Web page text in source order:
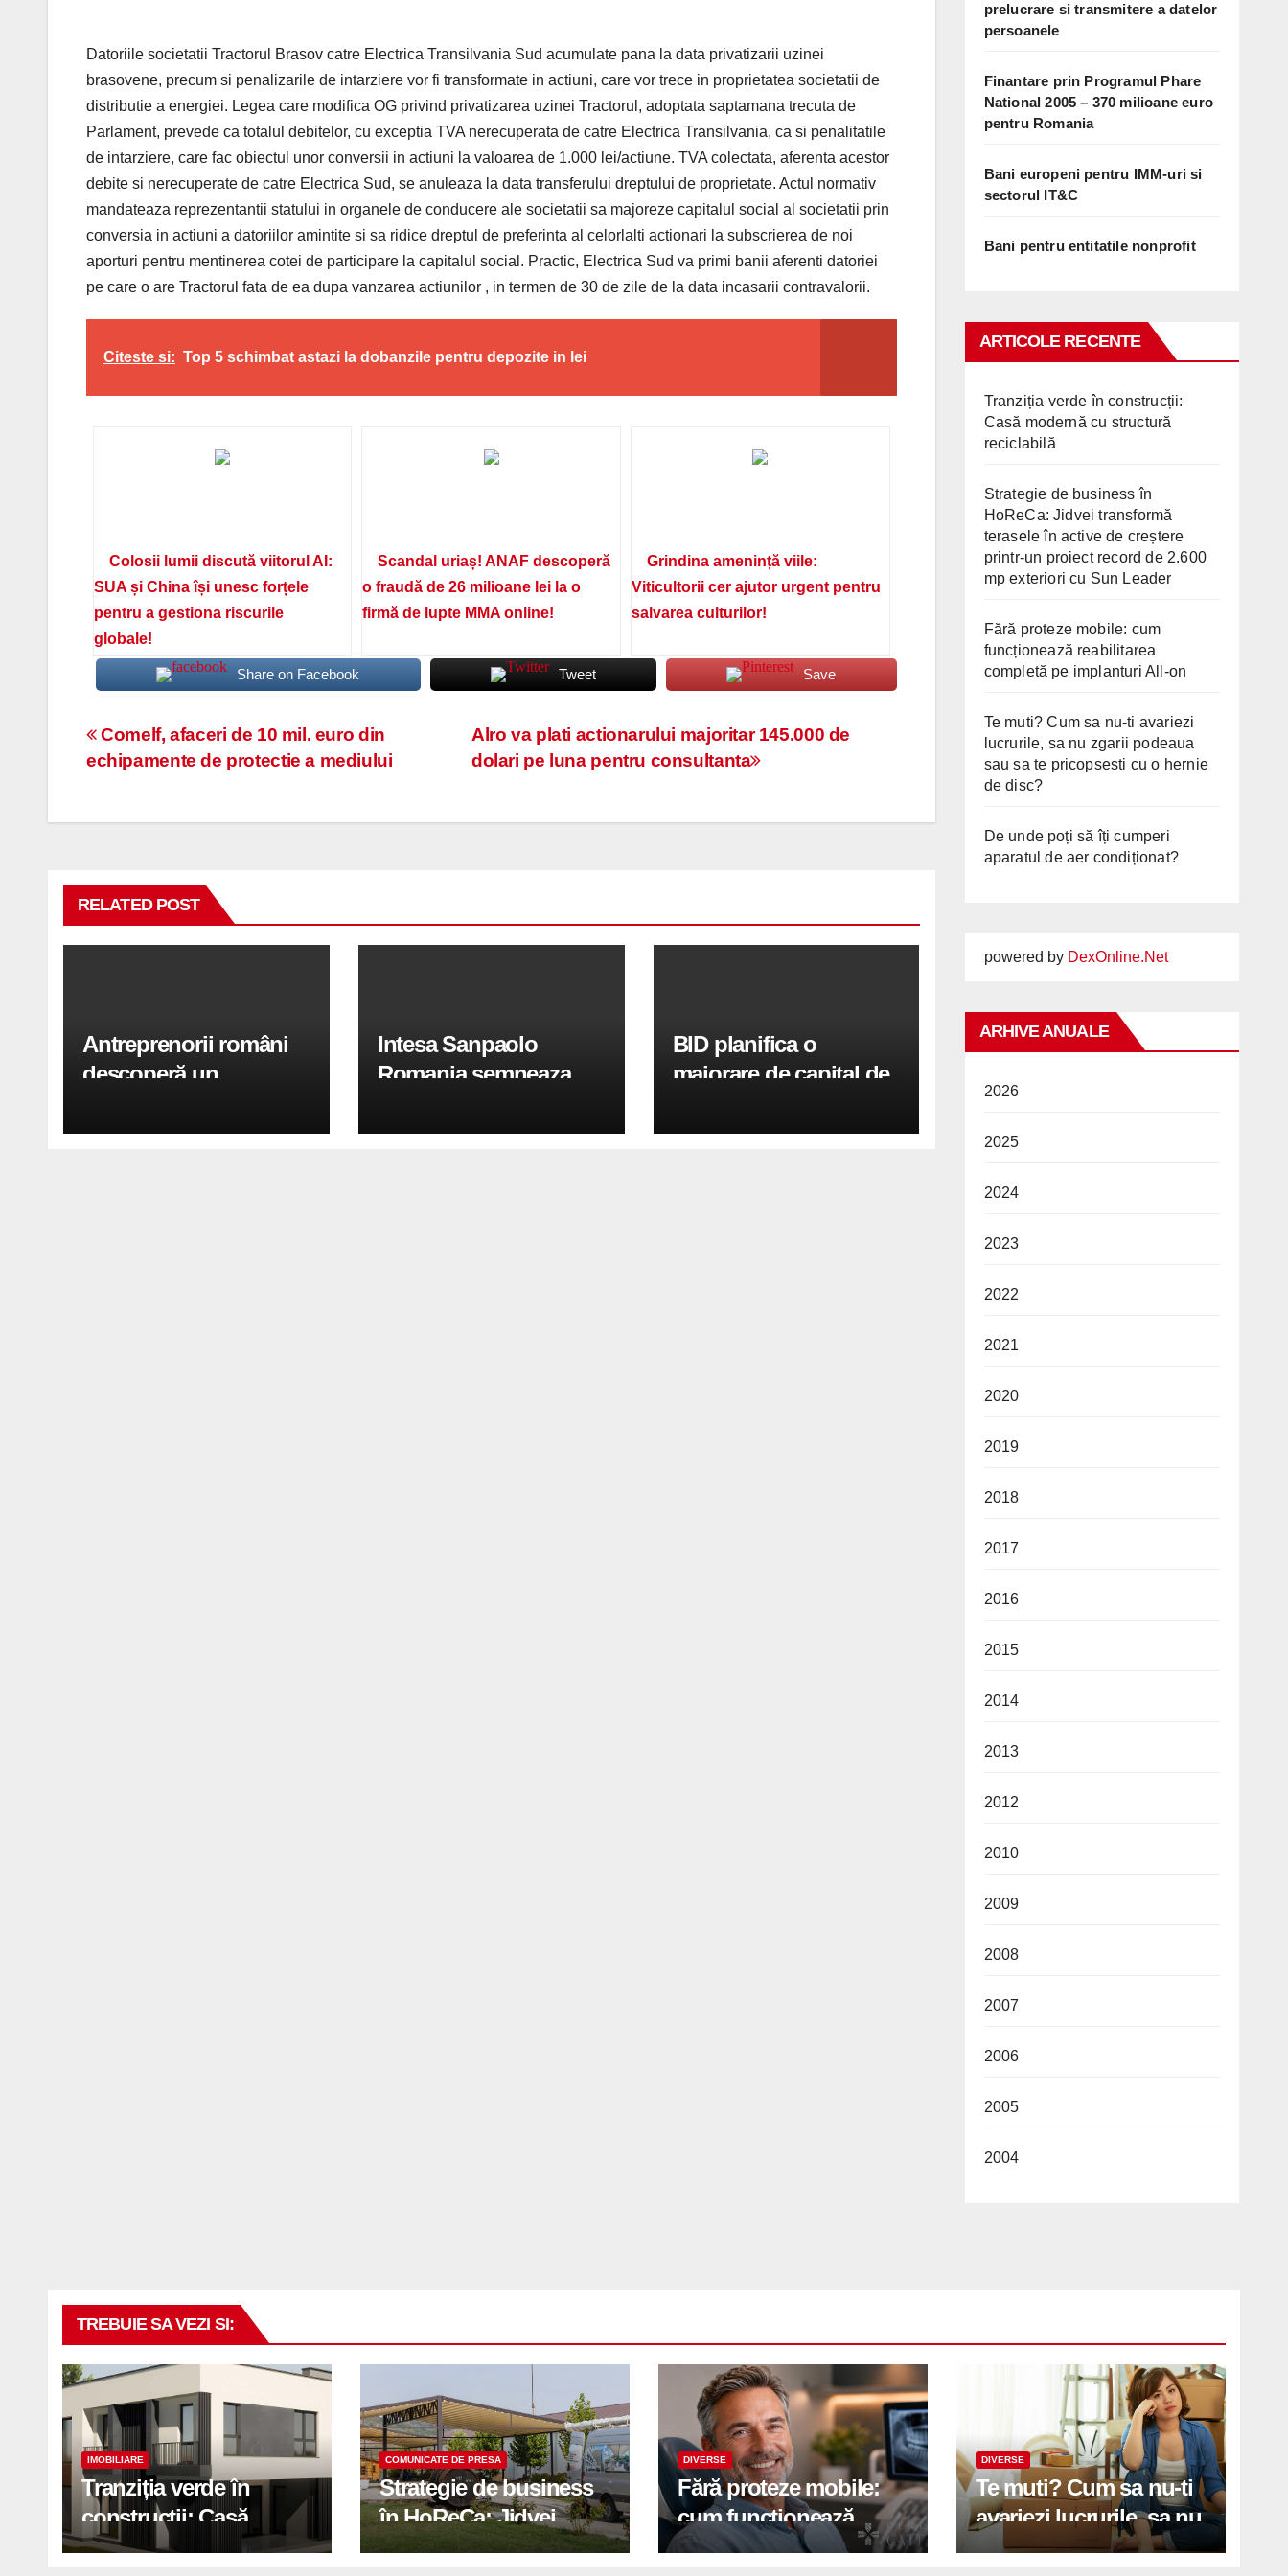
Datoriile societatii Tractorul Brasov catre Electrica Transilvania Sud acumulate pana la data privatizarii uzinei
brasovene, precum si penalizarile de intarziere vor fi transformate in actiuni, care vor trece in proprietatea societatii de
distributie a energiei. Legea care modifica OG privind privatizarea uzinei Tractorul, adoptata saptamana trecuta de
Parlament, prevede ca totalul debitelor, cu exceptia TVA nerecuperata de catre Electrica Transilvania, ca si penalitatile
de intarziere, care fac obiectul unor conversii in actiuni la valoarea de 1.000 lei/actiune. TVA colectata, aferenta acestor
debite si nerecuperate de catre Electrica Sud, se anuleaza la data transferului dreptului de proprietate. Actul normativ
mandateaza reprezentantii statului in organele de conducere ale societatii sa majoreze capitalul social al societatii prin
conversia in actiuni a datoriilor amintite si sa ridice dreptul de preferinta al celorlalti actionari la subscrierea de noi
aporturi pentru mentinerea cotei de participare la capitalul social. Practic, Electrica Sud va primi banii aferenti datoriei
pe care o are Tractorul fata de ea dupa vanzarea actiunilor , in termen de 30 de zile de la data incasarii contravalorii.
Citeste si: Top 5 schimbat astazi la dobanzile pentru depozite in lei
Colosii lumii discută viitorul AI:
SUA și China își unesc forțele
pentru a gestiona riscurile
globale!
Scandal uriaș! ANAF descoperă
o fraudă de 26 milioane lei la o
firmă de lupte MMA online!
Grindina amenință viile:
Viticultorii cer ajutor urgent pentru
salvarea culturilor!
Share on Facebook Tweet Save
Navigare
articole
Alro va plati actionarului majoritar 145.000 de
dolari pe luna pentru consultanta
Comelf, afaceri de 10 mil. euro din
echipamente de protectie a mediului
RELATED POST
Antreprenorii români
descoperă un
cum obțin firmele
Intesa Sanpaolo
Romania semneaza
sprijinirea IMM-urilor si
BID planifica o
majorare de capital de
euro in 2026 pentru a
prelucrare si transmitere a datelor
persoanele
Finantare prin Programul Phare
National 2005 – 370 milioane euro
pentru Romania
Bani europeni pentru IMM-uri si
sectorul IT&C
Bani pentru entitatile nonprofit
ARTICOLE RECENTE
Tranziția verde în construcții:
Casă modernă cu structură
reciclabilă
Strategie de business în
HoReCa: Jidvei transformă
terasele în active de creștere
printr-un proiect record de 2.600
mp exteriori cu Sun Leader
Fără proteze mobile: cum
funcționează reabilitarea
completă pe implanturi All-on
Te muti? Cum sa nu-ti avariezi
lucrurile, sa nu zgarii podeaua
sau sa te pricopsesti cu o hernie
de disc?
De unde poți să îți cumperi
aparatul de aer condiționat?
powered by DexOnline.Net
ARHIVE ANUALE
2026
2025
2024
2023
2022
2021
2020
2019
2018
2017
2016
2015
2014
2013
2012
2010
2009
2008
2007
2006
2005
2004
TREBUIE SA VEZI SI:
IMOBILIARE
Tranziția verde în
construcții: Casă
modernă cu structură
COMUNICATE DE PRESA
Strategie de business
în HoReCa: Jidvei
transformă terasele în
DIVERSE
Fără proteze mobile:
cum funcționează
reabilitarea completă
DIVERSE
Te muti? Cum sa nu-ti
avariezi lucrurile, sa nu
zgarii podeaua sau sa